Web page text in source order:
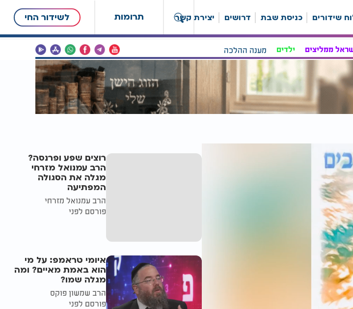
תרומות לשידור החי שידורים כניסת שבת דרושים יצירת קשר
ממליצים ילדים מענה ההלכה
רוצים שפע ופרנסה?
הרב עמנואל מזרחי
מגלה את הסגולה
המפתיעה
הרב עמנואל מזרחי
פורסם לפני
איומי טראמפ: על מי
הוא באמת מאיים? ומה
מגלה שמו?
הרב שמשון פוקס
פורסם לפני